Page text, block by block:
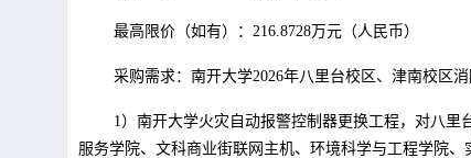
最高限价（如有）：216.8728万元（人民币）
采购需求：南开大学2026年八里台校区、津南校区
1）南开大学火灾自动报警控制器更换工程，对八
服务学院、文科商业街联网主机、环境科学与工程学院